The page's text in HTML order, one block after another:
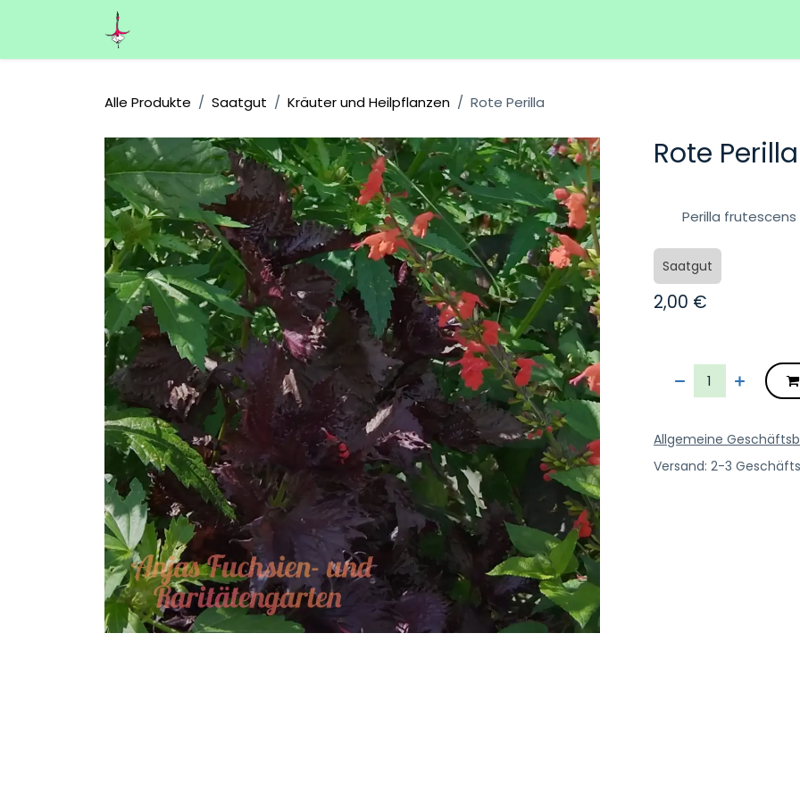
Zum Inhalt springen
Alle Produkte Saatgut Kräuter und Heilpflanzen Rote Perilla
Rote Perilla
Perilla frutescens
Saatgut
2,00 €
Allgemeine
Versand: 2-3